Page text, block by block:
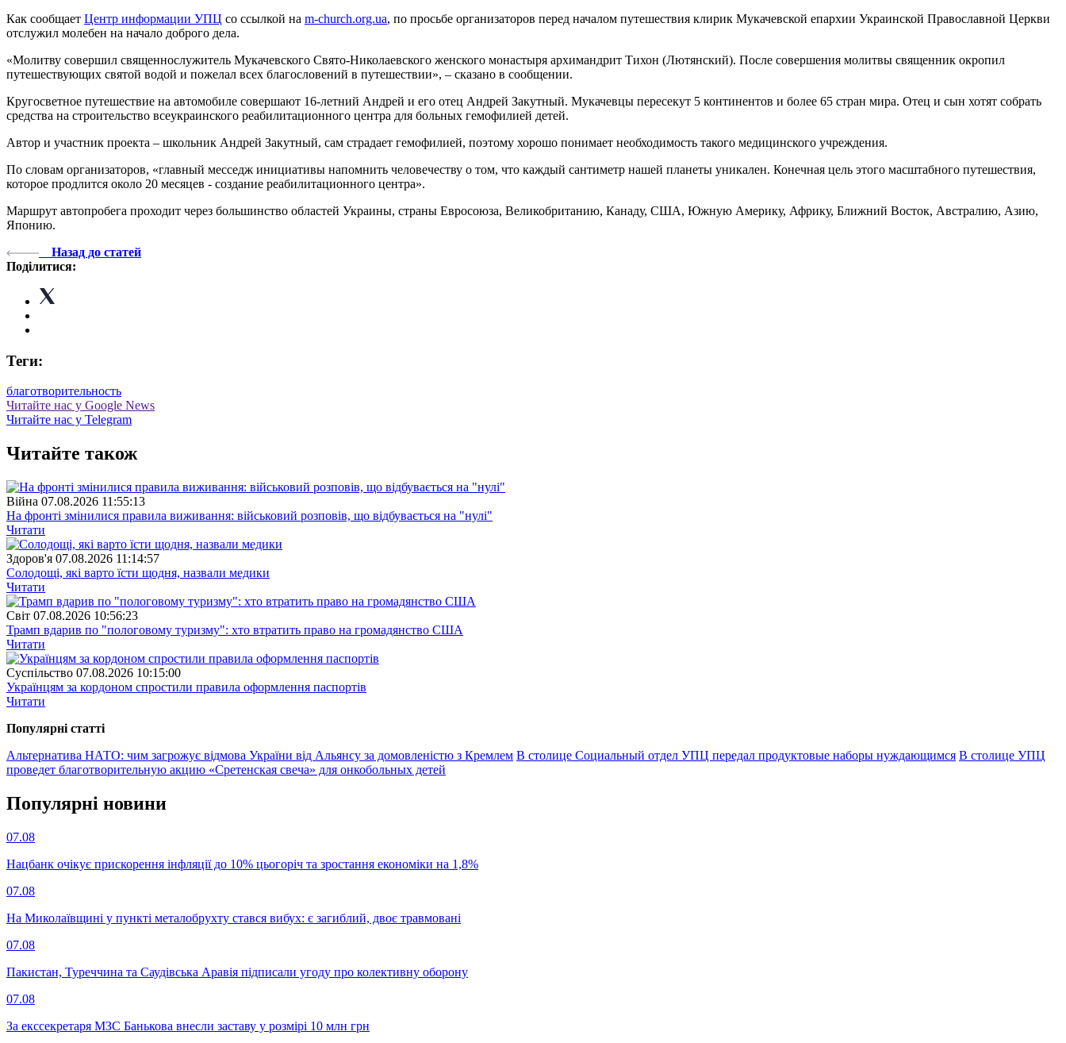
Как сообщает Центр информации УПЦ со ссылкой на m-church.org.ua, по просьбе организаторов перед началом путешествия клирик Мукачевской епархии Украинской Православной Церкви
отслужил молебен на начало доброго дела.
«Молитву совершил священнослужитель Мукачевского Свято-Николаевского женского монастыря архимандрит Тихон (Лютянский). После совершения молитвы священник окропил
путешествующих святой водой и пожелал всех благословений в путешествии», – сказано в сообщении.
Кругосветное путешествие на автомобиле совершают 16-летний Андрей и его отец Андрей Закутный. Мукачевцы пересекут 5 континентов и более 65 стран мира. Отец и сын хотят собрать
средства на строительство всеукраинского реабилитационного центра для больных гемофилией детей.
Автор и участник проекта – школьник Андрей Закутный, сам страдает гемофилией, поэтому хорошо понимает необходимость такого медицинского учреждения.
По словам организаторов, «главный месседж инициативы напомнить человечеству о том, что каждый сантиметр нашей планеты уникален. Конечная цель этого масштабного путешествия,
которое продлится около 20 месяцев - создание реабилитационного центра».
Маршрут автопробега проходит через большинство областей Украины, страны Евросоюза, Великобританию, Канаду, США, Южную Америку, Африку, Ближний Восток, Австралию, Азию,
Японию.
Назад до статей
Поділитися:
Теги:
благотворительность
Читайте нас у Google News
Читайте нас у Telegram
Читайте також
Війна 07.08.2026 11:55:13
На фронті змінилися правила виживання: військовий розповів, що відбувається на "нулі"
Читати
Здоров'я 07.08.2026 11:14:57
Солодощі, які варто їсти щодня, назвали медики
Читати
Свiт 07.08.2026 10:56:23
Трамп вдарив по "пологовому туризму": хто втратить право на громадянство США
Читати
Суспiльство 07.08.2026 10:15:00
Українцям за кордоном спростили правила оформлення паспортів
Читати
Популярнi статтi
Альтернатива НАТО: чим загрожує відмова України від Альянсу за домовленістю з Кремлем В столице Социальный отдел УПЦ передал продуктовые наборы нуждающимся В столице УПЦ
проведет благотворительную акцию «Сретенская свеча» для онкобольных детей
Популярнi новини
07.08
Нацбанк очікує прискорення інфляції до 10% цьогоріч та зростання економіки на 1,8%
07.08
На Миколаївщині у пункті металобрухту стався вибух: є загиблий, двоє травмовані
07.08
Пакистан, Туреччина та Саудівська Аравія підписали угоду про колективну оборону
07.08
За екссекретаря МЗС Банькова внесли заставу у розмірі 10 млн грн